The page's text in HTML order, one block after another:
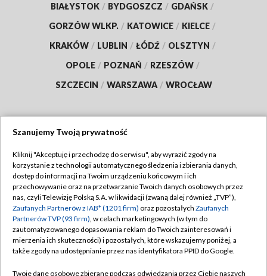
BIAŁYSTOK / BYDGOSZCZ / GDAŃSK /
GORZÓW WLKP. / KATOWICE / KIELCE /
KRAKÓW / LUBLIN / ŁÓDŹ / OLSZTYN /
OPOLE / POZNAŃ / RZESZÓW /
SZCZECIN / WARSZAWA / WROCŁAW
TVP
Abonament TVP
Emisja w TVP
Centrum informacji TVP
Naziemna Telewizja Cyfrowa
Regulamin TVP
Polityka prywatności
Moje zgody
Pomoc
Szanujemy Twoją prywatność
Kliknij "Akceptuję i przechodzę do serwisu", aby wyrazić zgody na
korzystanie z technologii automatycznego śledzenia i zbierania danych,
dostęp do informacji na Twoim urządzeniu końcowym i ich
przechowywanie oraz na przetwarzanie Twoich danych osobowych przez
nas, czyli Telewizję Polską S.A. w likwidacji (zwaną dalej również „TVP”),
Zaufanych Partnerów z IAB* (1201 firm) oraz pozostałych Zaufanych
Partnerów TVP (93 firm), w celach marketingowych (w tym do
zautomatyzowanego dopasowania reklam do Twoich zainteresowań i
mierzenia ich skuteczności) i pozostałych, które wskazujemy poniżej, a
także zgody na udostępnianie przez nas identyfikatora PPID do Google.
Twoje dane osobowe zbierane podczas odwiedzania przez Ciebie naszych